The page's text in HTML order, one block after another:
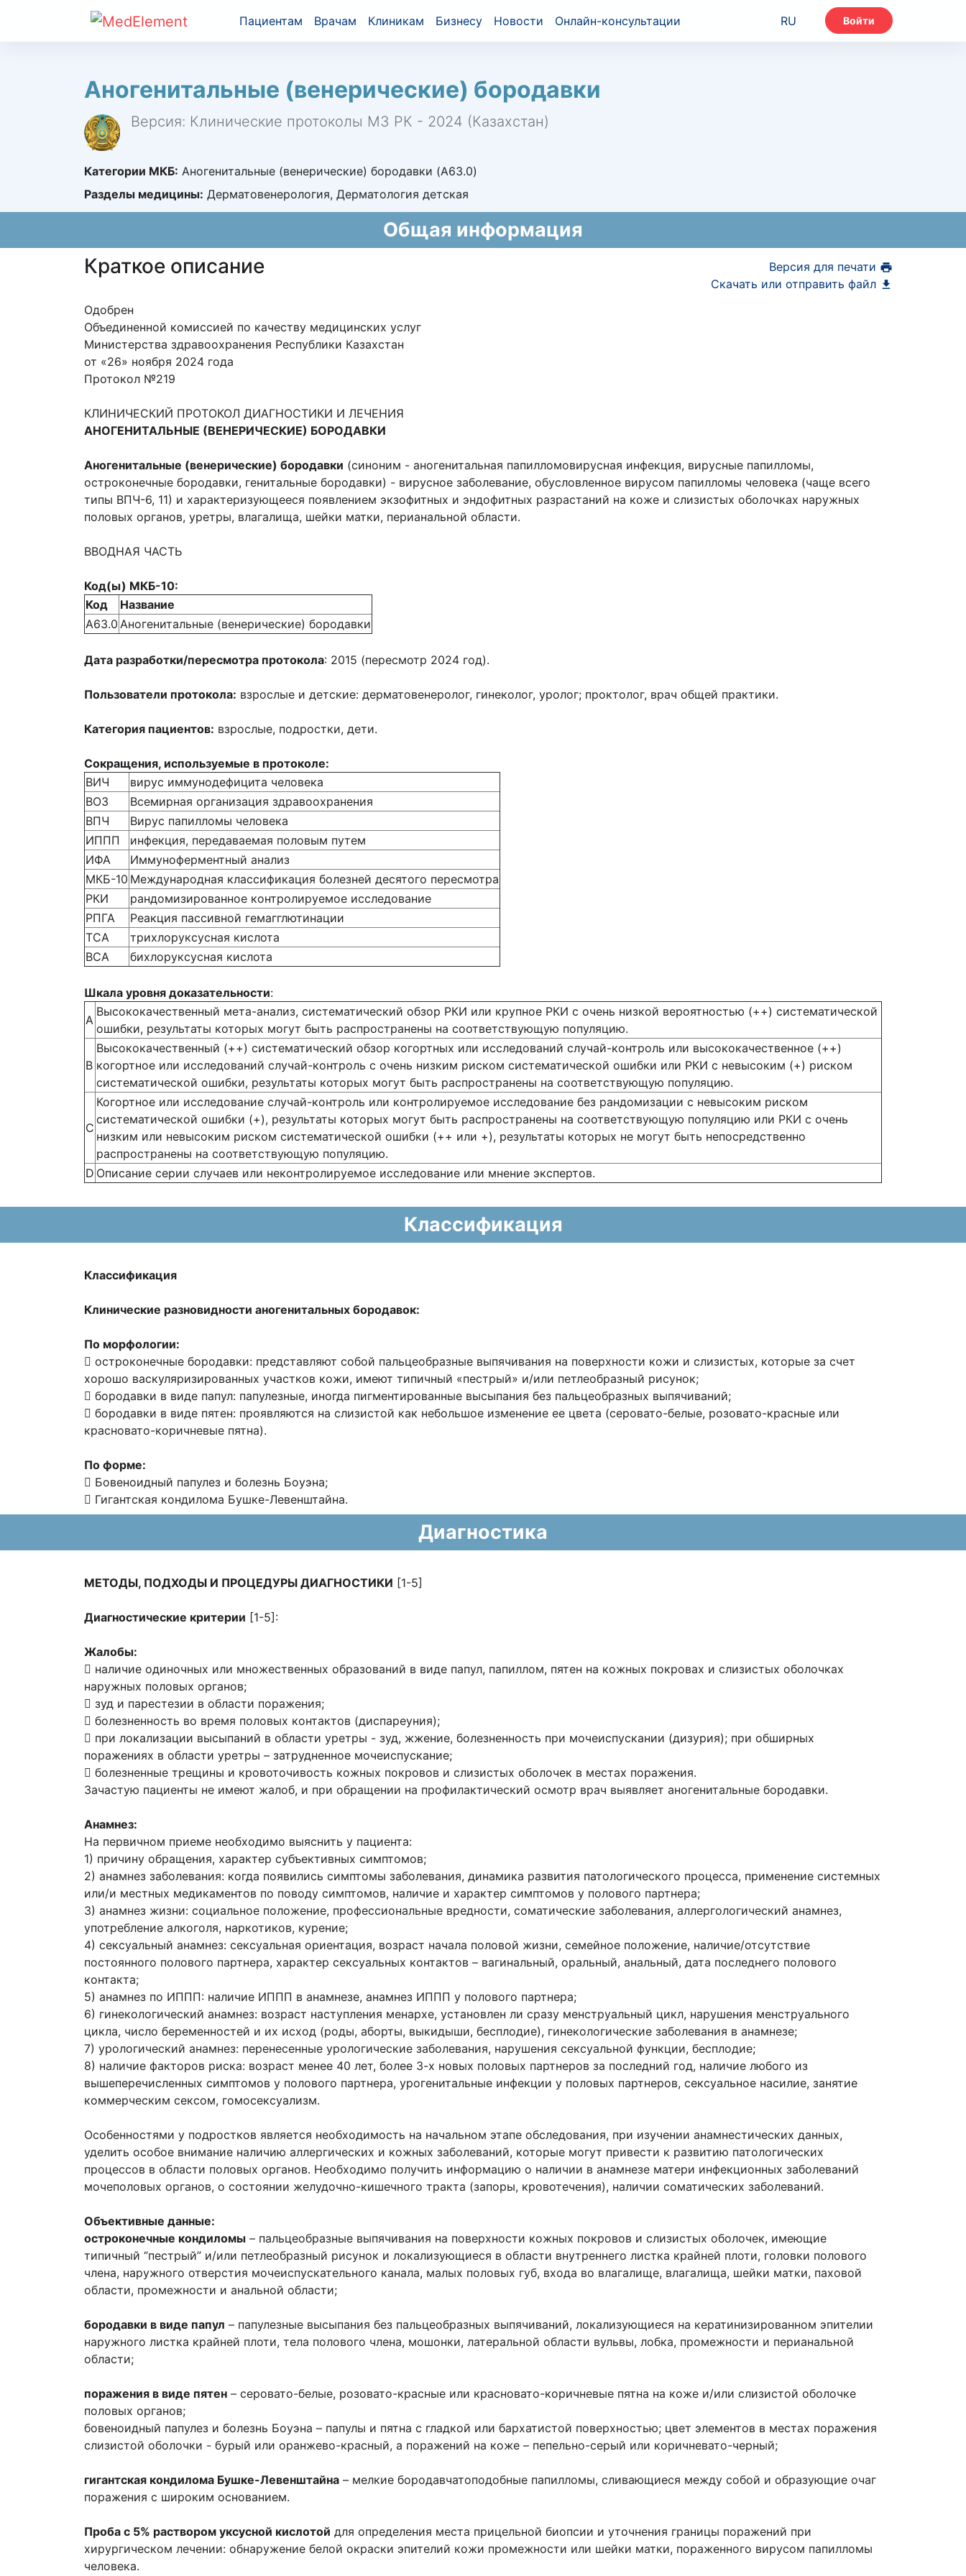
Пациентам Врачам Клиникам Бизнесу Новости Онлайн-консультации RU Войти
Аногенитальные (венерические) бородавки
Версия: Клинические протоколы МЗ РК - 2024 (Казахстан)
Категории МКБ: Аногенитальные (венерические) бородавки (A63.0)
Разделы медицины: Дерматовенерология, Дерматология детская
Общая информация
Версия для печати
Скачать или отправить файл
Краткое описание
Одобрен
Объединенной комиссией по качеству медицинских услуг
Министерства здравоохранения Республики Казахстан
от «26» ноября 2024 года
Протокол №219
КЛИНИЧЕСКИЙ ПРОТОКОЛ ДИАГНОСТИКИ И ЛЕЧЕНИЯ
АНОГЕНИТАЛЬНЫЕ (ВЕНЕРИЧЕСКИЕ) БОРОДАВКИ
Аногенитальные (венерические) бородавки (синоним - аногенитальная папилломовирусная инфекция, вирусные папилломы,
остроконечные бородавки, генитальные бородавки) - вирусное заболевание, обусловленное вирусом папилломы человека (чаще всего
типы ВПЧ-6, 11) и характеризующееся появлением экзофитных и эндофитных разрастаний на коже и слизистых оболочках наружных
половых органов, уретры, влагалища, шейки матки, перианальной области.
ВВОДНАЯ ЧАСТЬ
Код(ы) МКБ-10:
Код
Название
A63.0 Аногенитальные (венерические) бородавки
Дата разработки/пересмотра протокола: 2015 (пересмотр 2024 год).
Пользователи протокола: взрослые и детские: дерматовенеролог, гинеколог, уролог; проктолог, врач общей практики.
Категория пациентов: взрослые, подростки, дети.
Сокращения, используемые в протоколе:
ВИЧ
вирус иммунодефицита человека
ВОЗ
Всемирная организация здравоохранения
ВПЧ
Вирус папилломы человека
ИППП
инфекция, передаваемая половым путем
ИФА
Иммуноферментный анализ
МКБ-10 Международная классификация болезней десятого пересмотра
РКИ
рандомизированное контролируемое исследование
РПГА
Реакция пассивной гемагглютинации
TCA
трихлоруксусная кислота
BCA
бихлоруксусная кислота
Шкала уровня доказательности:
А
Высококачественный мета-анализ, систематический обзор РКИ или крупное РКИ с очень низкой вероятностью (++) систематической
ошибки, результаты которых могут быть распространены на соответствующую популяцию.
В
Высококачественный (++) систематический обзор когортных или исследований случай-контроль или высококачественное (++)
когортное или исследований случай-контроль с очень низким риском систематической ошибки или РКИ с невысоким (+) риском
систематической ошибки, результаты которых могут быть распространены на соответствующую популяцию.
С
Когортное или исследование случай-контроль или контролируемое исследование без рандомизации с невысоким риском
систематической ошибки (+), результаты которых могут быть распространены на соответствующую популяцию или РКИ с очень
низким или невысоким риском систематической ошибки (++ или +), результаты которых не могут быть непосредственно
распространены на соответствующую популяцию.
D Описание серии случаев или неконтролируемое исследование или мнение экспертов.
Классификация
Классификация
Клинические разновидности аногенитальных бородавок:
По морфологии:
 остроконечные бородавки: представляют собой пальцеобразные выпячивания на поверхности кожи и слизистых, которые за счет
хорошо васкуляризированных участков кожи, имеют типичный «пестрый» и/или петлеобразный рисунок;
 бородавки в виде папул: папулезные, иногда пигментированные высыпания без пальцеобразных выпячиваний;
 бородавки в виде пятен: проявляются на слизистой как небольшое изменение ее цвета (серовато-белые, розовато-красные или
красновато-коричневые пятна).
По форме:
 Бовеноидный папулез и болезнь Боуэна;
 Гигантская кондилома Бушке-Левенштайна.
Диагностика
МЕТОДЫ, ПОДХОДЫ И ПРОЦЕДУРЫ ДИАГНОСТИКИ [1-5]
Диагностические критерии [1-5]:
Жалобы:
 наличие одиночных или множественных образований в виде папул, папиллом, пятен на кожных покровах и слизистых оболочках
наружных половых органов;
 зуд и парестезии в области поражения;
 болезненность во время половых контактов (диспареуния);
 при локализации высыпаний в области уретры - зуд, жжение, болезненность при мочеиспускании (дизурия); при обширных
поражениях в области уретры – затрудненное мочеиспускание;
 болезненные трещины и кровоточивость кожных покровов и слизистых оболочек в местах поражения.
Зачастую пациенты не имеют жалоб, и при обращении на профилактический осмотр врач выявляет аногенитальные бородавки.
Анамнез:
На первичном приеме необходимо выяснить у пациента:
1) причину обращения, характер субъективных симптомов;
2) анамнез заболевания: когда появились симптомы заболевания, динамика развития патологического процесса, применение системных
или/и местных медикаментов по поводу симптомов, наличие и характер симптомов у полового партнера;
3) анамнез жизни: социальное положение, профессиональные вредности, соматические заболевания, аллергологический анамнез,
употребление алкоголя, наркотиков, курение;
4) сексуальный анамнез: сексуальная ориентация, возраст начала половой жизни, семейное положение, наличие/отсутствие
постоянного полового партнера, характер сексуальных контактов – вагинальный, оральный, анальный, дата последнего полового
контакта;
5) анамнез по ИППП: наличие ИППП в анамнезе, анамнез ИППП у полового партнера;
6) гинекологический анамнез: возраст наступления менархе, установлен ли сразу менструальный цикл, нарушения менструального
цикла, число беременностей и их исход (роды, аборты, выкидыши, бесплодие), гинекологические заболевания в анамнезе;
7) урологический анамнез: перенесенные урологические заболевания, нарушения сексуальной функции, бесплодие;
8) наличие факторов риска: возраст менее 40 лет, более 3-х новых половых партнеров за последний год, наличие любого из
вышеперечисленных симптомов у полового партнера, урогенитальные инфекции у половых партнеров, сексуальное насилие, занятие
коммерческим сексом, гомосексуализм.
Особенностями у подростков является необходимость на начальном этапе обследования, при изучении анамнестических данных,
уделить особое внимание наличию аллергических и кожных заболеваний, которые могут привести к развитию патологических
процессов в области половых органов. Необходимо получить информацию о наличии в анамнезе матери инфекционных заболеваний
мочеполовых органов, о состоянии желудочно-кишечного тракта (запоры, кровотечения), наличии соматических заболеваний.
Объективные данные:
остроконечные кондиломы – пальцеобразные выпячивания на поверхности кожных покровов и слизистых оболочек, имеющие
типичный “пестрый” и/или петлеобразный рисунок и локализующиеся в области внутреннего листка крайней плоти, головки полового
члена, наружного отверстия мочеиспускательного канала, малых половых губ, входа во влагалище, влагалища, шейки матки, паховой
области, промежности и анальной области;
бородавки в виде папул – папулезные высыпания без пальцеобразных выпячиваний, локализующиеся на кератинизированном эпителии
наружного листка крайней плоти, тела полового члена, мошонки, латеральной области вульвы, лобка, промежности и перианальной
области;
поражения в виде пятен – серовато-белые, розовато-красные или красновато-коричневые пятна на коже и/или слизистой оболочке
половых органов;
бовеноидный папулез и болезнь Боуэна – папулы и пятна с гладкой или бархатистой поверхностью; цвет элементов в местах поражения
слизистой оболочки - бурый или оранжево-красный, а поражений на коже – пепельно-серый или коричневато-черный;
гигантская кондилома Бушке-Левенштайна – мелкие бородавчатоподобные папилломы, сливающиеся между собой и образующие очаг
поражения с широким основанием.
Проба с 5% раствором уксусной кислотой для определения места прицельной биопсии и уточнения границы поражений при
хирургическом лечении: обнаружение белой окраски эпителий кожи промежности или шейки матки, пораженного вирусом папилломы
человека.